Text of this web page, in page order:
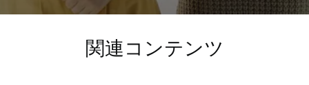
関連コンテンツ